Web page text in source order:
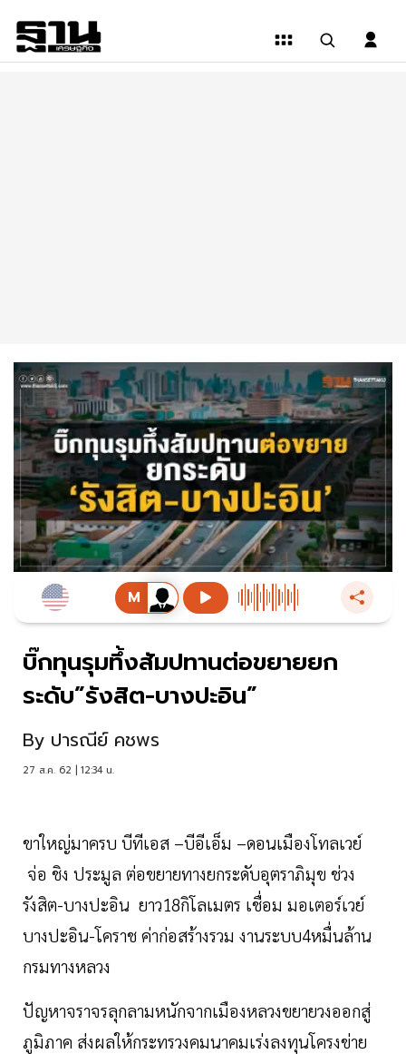
บิ๊กทุนรุมทึ้งสัมปทานต่อขยายยก
ระดับ”รังสิต-บางปะอิน”
By ปารณีย์ คชพร
27 ส.ค. 62 | 12:34 น.
ขาใหญ่มาครบ บีทีเอส –บีอีเอ็ม –ดอนเมืองโทลเวย์
จ่อ ชิง ประมูล ต่อขยายทางยกระดับอุตราภิมุข ช่วง
รังสิต-บางปะอิน ยาว18กิโลเมตร เชื่อม มอเตอร์เวย์
บางปะอิน-โคราช ค่าก่อสร้างรวม งานระบบ4หมื่นล้าน
กรมทางหลวง
ปัญหาจราจรลุกลามหนักจากเมืองหลวงขยายวงออกสู่
ภูมิภาค ส่งผลให้กระทรวงคมนาคมเร่งลงทุนโครงข่าย